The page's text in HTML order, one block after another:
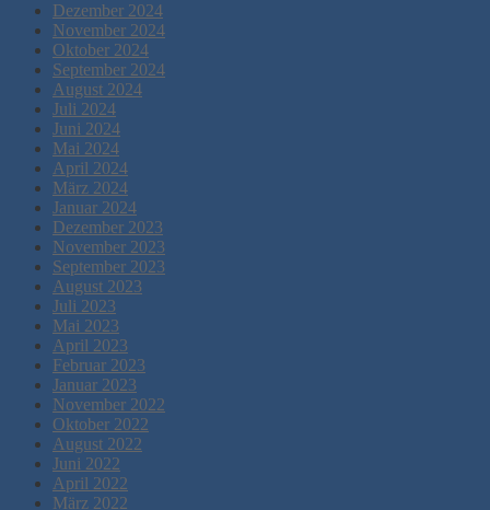
Dezember 2024
November 2024
Oktober 2024
September 2024
August 2024
Juli 2024
Juni 2024
Mai 2024
April 2024
März 2024
Januar 2024
Dezember 2023
November 2023
September 2023
August 2023
Juli 2023
Mai 2023
April 2023
Februar 2023
Januar 2023
November 2022
Oktober 2022
August 2022
Juni 2022
April 2022
März 2022